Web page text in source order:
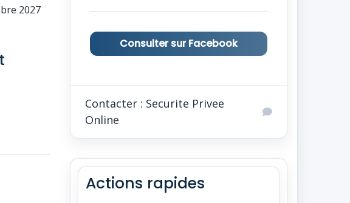
2027
Consulter sur Facebook
Contacter : Securite Privee
Online
Actions rapides